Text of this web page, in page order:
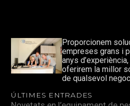
Proporcionem
empreses grans i
anys
oferirem la millor
de qualsevol
ÚLTIMES ENTRADES